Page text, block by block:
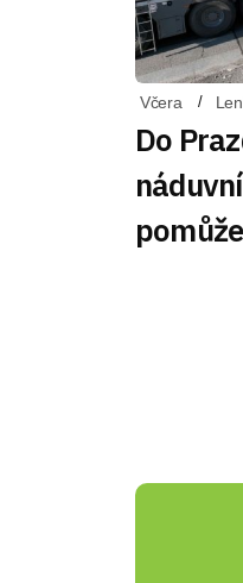
Včera
Do